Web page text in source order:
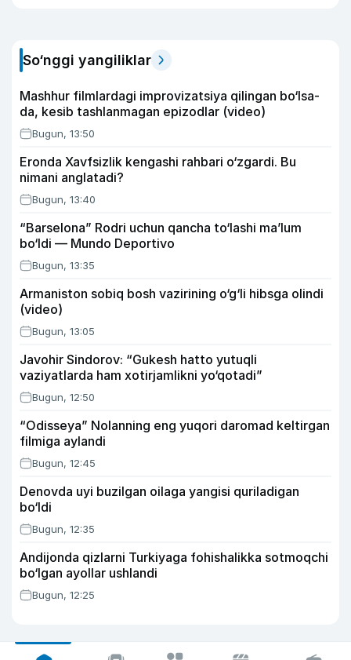
So‘nggi yangiliklar
Mashhur filmlardagi improvizatsiya qilingan bo‘lsa-
da, kesib tashlanmagan epizodlar (video)
Bugun, 13:50
Eronda Xavfsizlik kengashi rahbari o‘zgardi. Bu
nimani anglatadi?
Bugun, 13:40
“Barselona” Rodri uchun qancha to‘lashi ma’lum
bo‘ldi — Mundo Deportivo
Bugun, 13:35
Armaniston sobiq bosh vazirining o‘g‘li hibsga olindi
(video)
Bugun, 13:05
Javohir Sindorov: “Gukesh hatto yutuqli
vaziyatlarda ham xotirjamlikni yo‘qotadi”
Bugun, 12:50
“Odisseya” Nolanning eng yuqori daromad keltirgan
filmiga aylandi
Bugun, 12:45
Denovda uyi buzilgan oilaga yangisi quriladigan
bo‘ldi
Bugun, 12:35
Andijonda qizlarni Turkiyaga fohishalikka sotmoqchi
bo‘lgan ayollar ushlandi
Bugun, 12:25